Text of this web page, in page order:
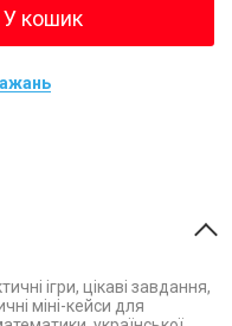
У кошик
ігри, цікаві завдання,
міні-кейси для